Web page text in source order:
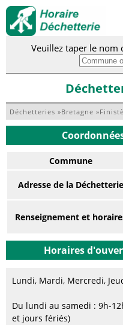
Veuillez taper le nom
Déchetteries »Bretagne »
Commune
Adresse de la Déchetterie
Renseignement et
Horaires
Lundi, Mardi, Mercredi,
Du lundi au samedi : 9h-
et jours fériés)